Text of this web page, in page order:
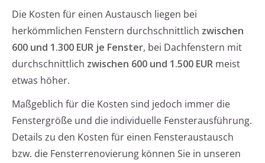
Die Kosten für einen Austausch liegen bei
herkömmlichen Fenstern durchschnittlich zwischen
600 und 1.300 EUR je Fenster, bei Dachfenstern mit
durchschnittlich zwischen 600 und 1.500 EUR meist
etwas höher.
Maßgeblich für die Kosten sind jedoch immer die
Fenstergröße und die individuelle Fensterausführung.
Details zu den Kosten für einen Fensteraustausch
bzw. die Fensterrenovierung können Sie in unseren